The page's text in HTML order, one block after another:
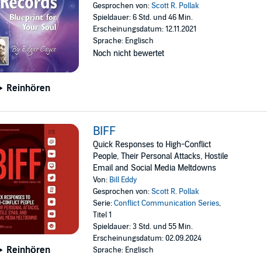
Reinhören
Gesprochen von:Scott R. Pollak
Spieldauer: 6 Std. und 46 Min.
Erscheinungsdatum: 12.11.2021
Sprache: Englisch
Noch nicht bewertet
Reinhören
BIFF
Quick Responses to High-Conflict
People, Their Personal Attacks, Hostile
Email and Social Media Meltdowns
Von: Bill Eddy
Gesprochen von:Scott R. Pollak
Serie:Conflict Communication Series,
Titel 1
Spieldauer: 3 Std. und 55 Min.
Erscheinungsdatum: 02.09.2024
Sprache: Englisch